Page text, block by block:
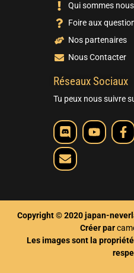
Qui sommes
Foire aux
Nos partenaires
Nous Contacter
Réseaux Sociaux
Tu peux nous suivre
Copyright © 2020 japan-
Créer par
Les images sont la